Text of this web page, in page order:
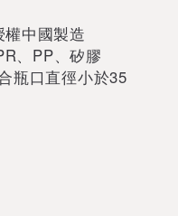
中國製造
、PP、矽膠
瓶口直徑小於35